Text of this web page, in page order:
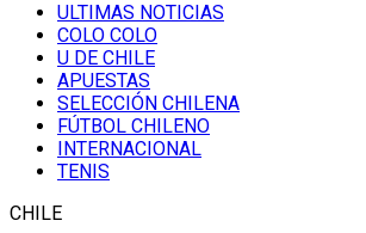
ULTIMAS NOTICIAS
COLO COLO
U DE CHILE
APUESTAS
SELECCIÓN CHILENA
FÚTBOL CHILENO
INTERNACIONAL
TENIS
CHILE